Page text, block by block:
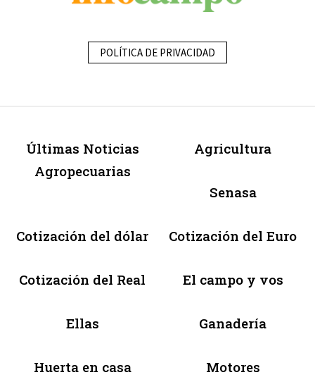
POLÍTICA DE PRIVACIDAD
Últimas Noticias
Agropecuarias
Agricultura
Senasa
Cotización del dólar Cotización del Euro
Cotización del Real El campo y vos
Ellas Ganadería
Huerta en casa Motores